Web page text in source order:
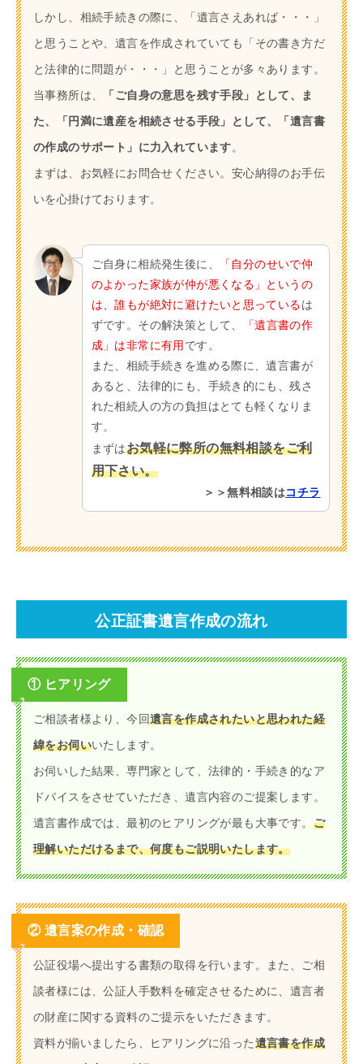
しかし、相続手続きの際に、「遺言さえあれば・・・」
と思うことや、遺言を作成されていても「その書き方だ
と法律的に問題が・・・」と思うことが多々あります。
当事務所は、
「ご自身の意思を残す手段」として、ま
た、「円満に遺産を相続させる手段」として、「遺言書
の作成のサポート」に力入れています。
まずは、お気軽にお問合せください。安心納得のお手伝
いを心掛けております。
ご自身に相続発生後に、
「自分のせいで仲
のよかった家族が仲が悪くなる」というの
は、誰もが絶対に避けたいと思っているは
ずです。その解決策として、
「遺言書の作
成」は非常に有用です。
また、相続手続きを進める際に、遺言書が
あると、法律的にも、手続き的にも、残さ
れた相続人の方の負担はとても軽くなりま
す。
まずはお気軽に弊所の無料相談をご利
用下さい。
＞＞無料相談はコチラ
公正証書遺言作成の流れ
① ヒアリング
ご相談者様より、今回遺言を作成されたいと思われた経
緯をお伺いいたします。
お伺いした結果、専門家として、法律的・手続き的なア
ドバイスをさせていただき、遺言内容のご提案します。
遺言書作成では、最初のヒアリングが最も大事です。 ご
理解いただけるまで、何度もご説明いたします。
② 遺言案の作成・確認
公証役場へ提出する書類の取得を行います。また、ご相
談者様には、公証人手数料を確定させるために、遺言者
の財産に関する資料のご提示をいただきます。
資料が揃いましたら、ヒアリングに沿った遺言書を作成